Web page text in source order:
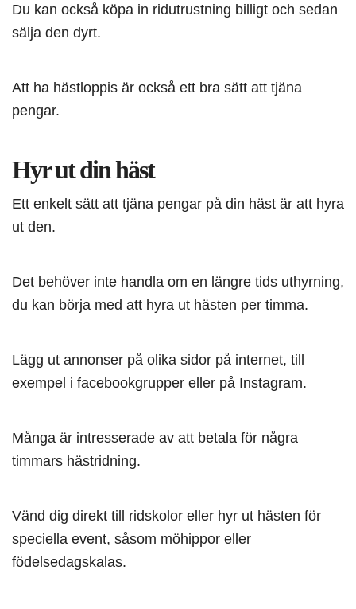
Du kan också köpa in ridutrustning billigt och sedan
sälja den dyrt.
Att ha hästloppis är också ett bra sätt att tjäna
pengar.
Hyr ut din häst
Ett enkelt sätt att tjäna pengar på din häst är att hyra
ut den.
Det behöver inte handla om en längre tids uthyrning,
du kan börja med att hyra ut hästen per timma.
Lägg ut annonser på olika sidor på internet, till
exempel i facebookgrupper eller på Instagram.
Många är intresserade av att betala för några
timmars hästridning.
Vänd dig direkt till ridskolor eller hyr ut hästen för
speciella event, såsom möhippor eller
födelsedagskalas.